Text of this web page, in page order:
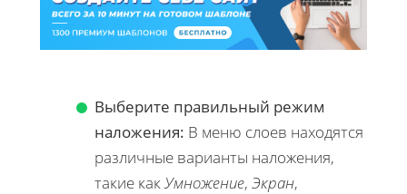
Выберите правильный режим
наложения: В меню слоев находятся
различные варианты наложения,
такие как Умножение, Экран,